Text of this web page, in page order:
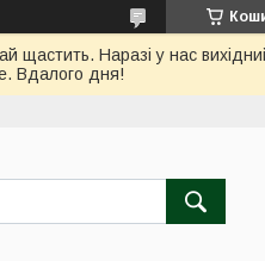
щастить. Наразі у нас
Вдалого дня!